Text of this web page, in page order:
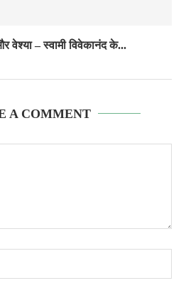
वेश्या – स्वामी विवेकानंद के...
A COMMENT